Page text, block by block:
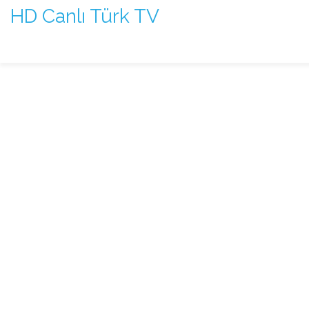
HD Canlı Türk TV